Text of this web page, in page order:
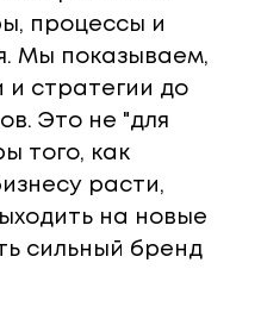
процессы и
. Мы показываем,
и стратегии до
Это не "для
того, как
расти,
на новые
сильный бренд